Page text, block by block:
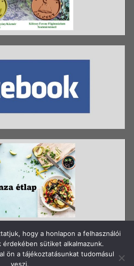
Batthyány Kázmér
hogy a honlapon a felhasználói
érdekében sütiket alkalmazunk.
ön a tájékoztatásunkat tudomásul
veszi.